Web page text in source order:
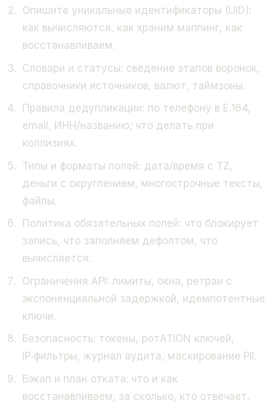
Опишите уникальные идентификаторы (UID):
как вычисляются, как храним маппинг, как
восстанавливаем.
Словари и статусы: сведение этапов воронок,
справочники источников, валют, таймзоны.
Правила дедупликации: по телефону в E.164,
email, ИНН/названию; что делать при
коллизиях.
Типы и форматы полей: дата/время с TZ,
деньги с округлением, многострочные тексты,
файлы.
Политика обязательных полей: что блокирует
запись, что заполняем дефолтом, что
вычисляется.
Ограничения API: лимиты, окна, ретраи с
экспоненциальной задержкой, идемпотентные
ключи.
Безопасность: токены, ротATION ключей,
IP‑фильтры, журнал аудита, маскирование PII.
Бэкап и план отката: что и как
восстанавливаем, за сколько, кто отвечает.